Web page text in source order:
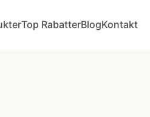
Top RabatterBlogKontakt